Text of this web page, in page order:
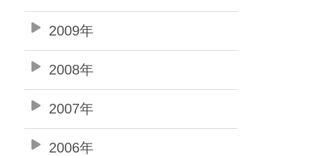
2009年
2008年
2007年
2006年